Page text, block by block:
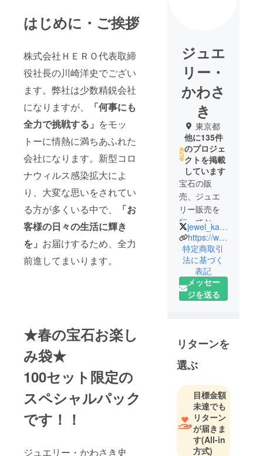
はじめに・ご挨拶
株式会社ＨＥＲＯ代表取締
役社長の川崎洋史でござい
ます。弊社は少数精鋭会社
になりますが、
「何事にも
全力で挑戦する」 をモッ
トーに情熱に満ちあふれた
会社になります。新型コロ
ナウィルス感染拡大によ
り、大変な思いをされてい
る方が多くいる中で、
「お
客様の日々の生活に輝き
を」 お届けするため、全力
前進してまいります。
★春の宝石お楽し
み袋★
100セット限定の
スペシャルパック
です！！
ジュエリー・かわさき史
ジュエ
リー・
かわさ
き
東京都
他に135件
のプロジェ
クトを掲載
しています
宝石の販
売、ジュエ
リー販売を
行っており
ます「ジュ
エリー・か
わさき」代
表の川崎と
申します。
現地の市場
ど、世界中
から数多く
の宝石収集
ります。
jewel_kawasaki
https://www.jewelrykawasaki.com/
特定商取引
法に基づく
表記
メッセー
ジを送る
リターンを
選ぶ
目標金額
未達でも
リターン
が届きま
す(All-in
方式)